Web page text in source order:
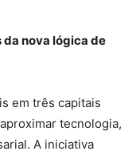
nova lógica de
em três capitais
tecnologia,
A iniciativa